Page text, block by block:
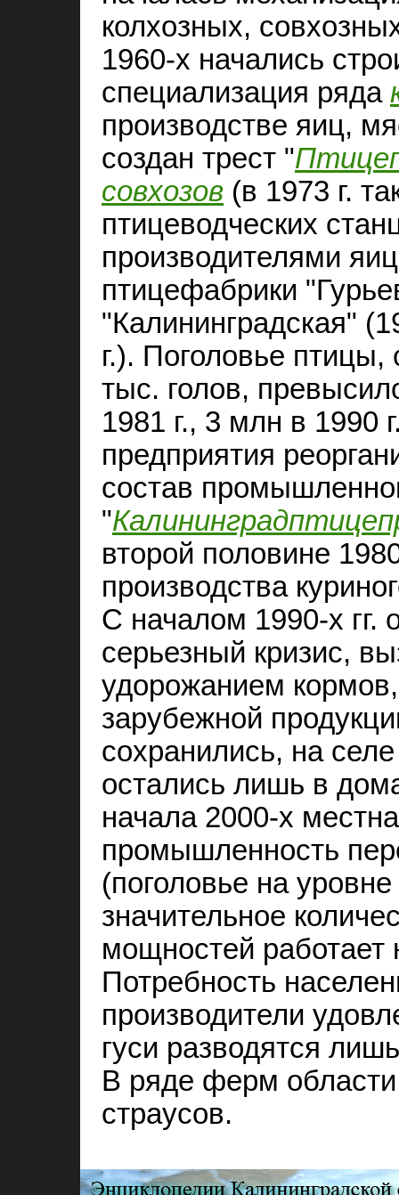
колхозных,
1960‑х начались
специализация ряда
производстве яиц,
создан трест "
совхозов (в 1973 г.
птицеводческих
производителями
птицефабрики
"Калининградская"
г.). Поголовье
тыс. голов,
1981 г., 3 млн в 1990
предприятия
состав
"
второй половине
производства
С началом 1990‑х гг.
серьезный кризис,
удорожанием
зарубежной
сохранились, на
остались лишь в
начала 2000‑х
промышленность
(поголовье на
значительное
мощностей
Потребность
производители
гуси разводятся
В ряде ферм области
страусов.